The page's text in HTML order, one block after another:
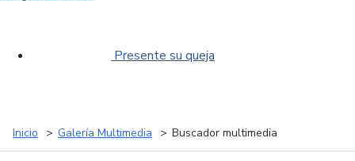
Presente su queja
Inicio Galería Multimedia Buscador multimedia